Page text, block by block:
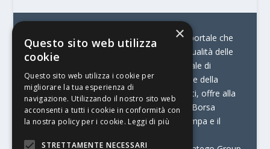
© Stratego Group –
stampamedia.net è il portale che
racconta le innovazioni tecnologiche e l’attualità delle
aziende di stampa e di converting. È il portale di
riferimento per chi opera in Italia nel settore della
comunicazione stampata. Oltre ai contenuti, offre alla
propria community diversi servizi come:
la Borsa
Lavoro, la Print Connection, i Big della Stampa e il
×
Questo sito web utilizza
cookie
Questo sito web utilizza i cookie per
migliorare la tua esperienza di
navigazione. Utilizzando il nostro sito web
acconsenti a tutti i cookie in conformità con
la nostra policy per i cookie. Leggi di più
STRETTAMENTE NECESSARI